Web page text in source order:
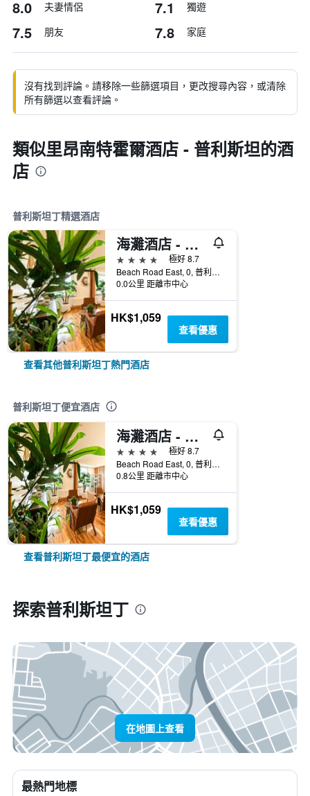
8.0 夫妻情侶 7.1 獨遊
7.5 朋友 7.8 家庭
沒有找到評論。請移除一些篩選項目，更改搜尋內容，或清除
所有篩選以查看評論。
類似里昂南特霍爾酒店 - 普利斯坦的酒
店
普利斯坦丁精選酒店
海灘酒店 - 普利斯坦
4星級
極好 8.7
Beach Road East, 0, 普利斯坦丁, 英國
0.0公里 距離市中心
HK$1,059
查看優惠
查看其他普利斯坦丁熱門酒店
普利斯坦丁便宜酒店
海灘酒店 - 普利斯坦
4星級
極好 8.7
Beach Road East, 0, 普利斯坦丁, 英國
0.8公里 距離市中心
HK$1,059
查看優惠
查看普利斯坦丁最便宜的酒店
探索普利斯坦丁
在地圖上查看
最熱門地標